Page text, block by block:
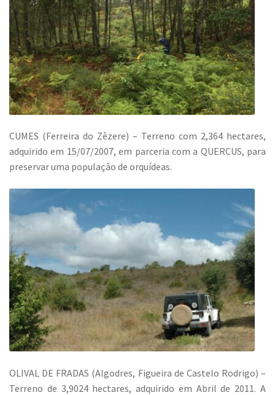
CUMES (Ferreira do Zêzere) – Terreno com 2,364 hectares,
adquirido em 15/07/2007, em parceria com a QUERCUS, para
preservar uma população de orquídeas.
OLIVAL DE FRADAS (Algodres, Figueira de Castelo Rodrigo) –
Terreno de 3,9024 hectares, adquirido em Abril de 2011. A